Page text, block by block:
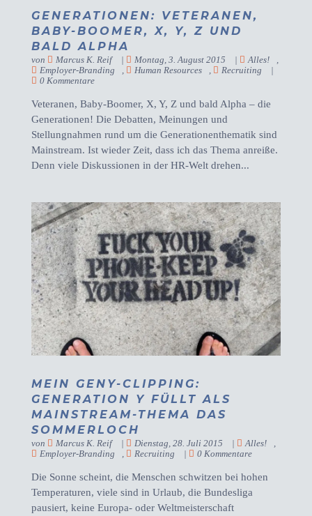
GENERATIONEN: VETERANEN,
BABY-BOOMER, X, Y, Z UND
BALD ALPHA
von Marcus K. Reif | Montag, 3. August 2015 | Alles!
,
Employer-Branding
, Human Resources , Recruiting
|
0 Kommentare
Veteranen, Baby-Boomer, X, Y, Z und bald Alpha – die
Generationen! Die Debatten, Meinungen und
Stellungnahmen rund um die Generationenthematik sind
Mainstream. Ist wieder Zeit, dass ich das Thema anreiße.
Denn viele Diskussionen in der HR-Welt drehen...
MEIN GENY-CLIPPING:
GENERATION Y FÜLLT ALS
MAINSTREAM-THEMA DAS
SOMMERLOCH
von Marcus K. Reif | Dienstag, 28. Juli 2015 | Alles!
Employer-Branding
Recruiting | 0 Kommentare
Die Sonne scheint, die Menschen schwitzen bei hohen
Temperaturen, viele sind in Urlaub, die Bundesliga
pausiert, keine Europa- oder Weltmeisterschaft